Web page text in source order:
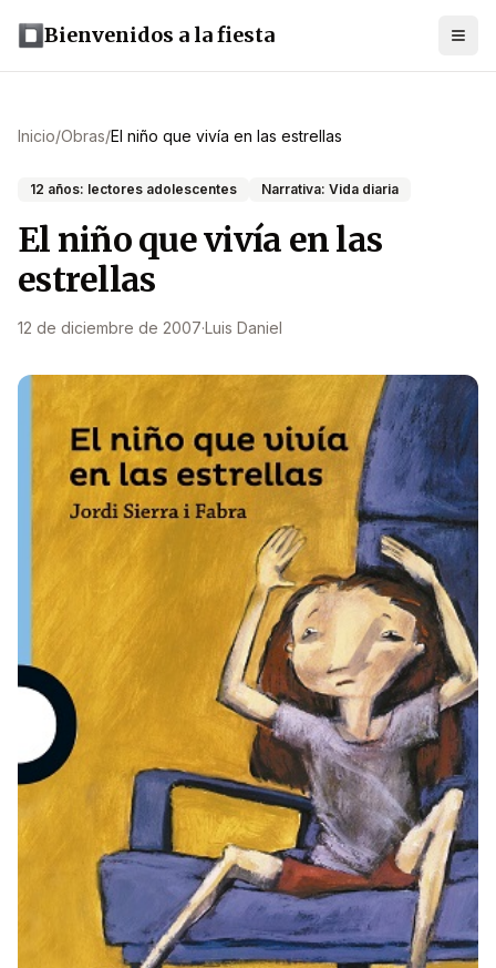
Bienvenidos a la fiesta
Inicio/Obras/El niño que vivía en las estrellas
12 años: lectores adolescentes Narrativa: Vida diaria
El niño que vivía en las
estrellas
12 de diciembre de 2007·Luis Daniel